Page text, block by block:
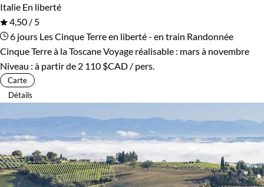
Italie En liberté
4,50 / 5
6 jours Les Cinque Terre en liberté - en train Randonnée
Cinque Terre à la ToscaneVoyage réalisable : mars à novembre
Niveau : à partir de 2 110 $CAD / pers.
Carte
Détails